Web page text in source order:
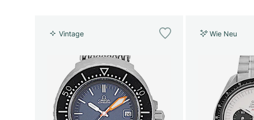
Vintage Wie Neu